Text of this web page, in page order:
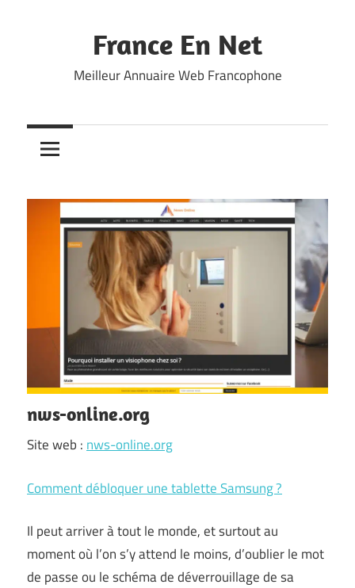
France En Net
Meilleur Annuaire Web Francophone
nws-online.org
Site web : nws-online.org
Comment débloquer une tablette Samsung ?
Il peut arriver à tout le monde, et surtout au
moment où l’on s’y attend le moins, d’oublier le mot
de passe ou le schéma de déverrouillage de sa